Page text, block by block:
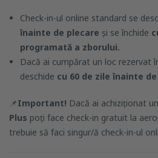
Check-in-ul online standard se
înainte de plecare și se închide
programată a zborului.
Dacă ai cumpărat un loc rezervat
deschide cu 60 de zile înainte de
📌Important! Dacă ai achiziționat
Plus poți face check-in gratuit la
trebuie să faci singur/ă check-in-ul